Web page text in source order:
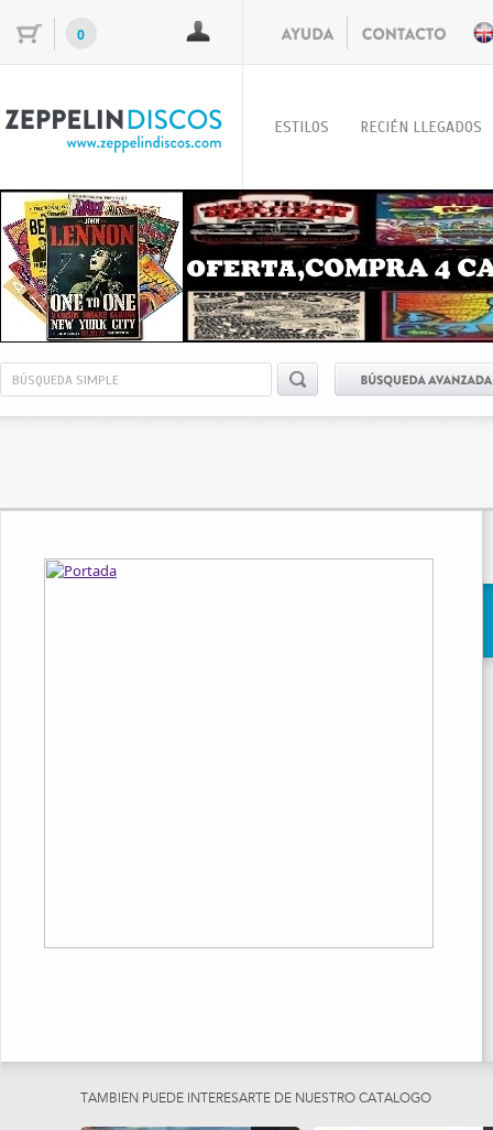
0
ESTILOS RECIÉN LLEGADOS
TAMBIEN PUEDE INTERESARTE DE NUESTRO CATÁLOGO